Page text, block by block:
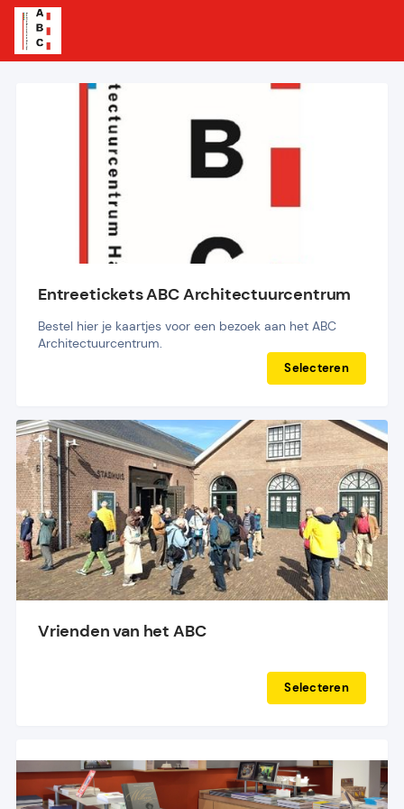
Entreetickets ABC Architectuurcentrum
Bestel hier je kaartjes voor een bezoek aan het ABC
Architectuurcentrum.
Selecteren
Vrienden van het ABC
Selecteren